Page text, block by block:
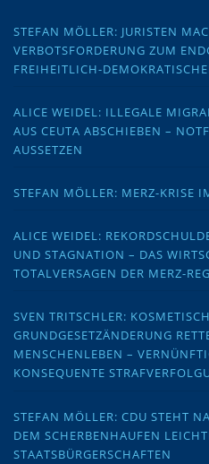
STEFAN MÖLLER: JURISTEN
VERBOTSFORDERUNG ZUM
FREIHEITLICH-
ALICE WEIDEL: ILLEGALE
AUS CEUTA ABSCHIEBEN –
AUSSETZEN
STEFAN MÖLLER: MERZ-KRISE
ALICE WEIDEL:
UND STAGNATION – DAS
TOTALVERSAGEN DER MERZ-
SVEN TRITSCHLER:
GRUNDGESETZÄNDERUNG
MENSCHENLEBEN –
KONSEQUENTE
STEFAN MÖLLER: CDU STEHT
DEM SCHERBENHAUFEN
STAATSBÜRGERSCHAFTEN